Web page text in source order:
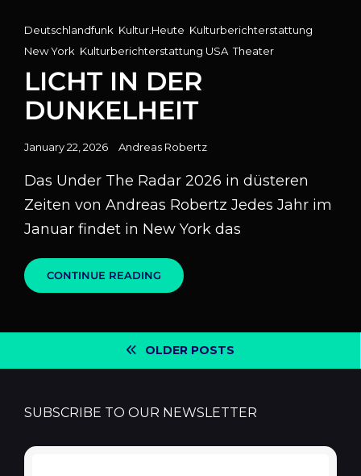
Cat
Links
Deutschlandfunk Kultur.Heute Kulturberichterstattung
New York Kulturberichterstattung USA ,Theater
LICHT IN DER
DUNKELHEIT
Posted
January 22, 2026 Andreas Robertz
Das Under The Radar 2026 in düsteren
Zeiten von Andreas Robertz Jedes Jahr im
Januar findet in New York das
CONTINUE READING LICHT
OLDER POSTS
SUBSCRIBE TO OUR NEWSLETTER